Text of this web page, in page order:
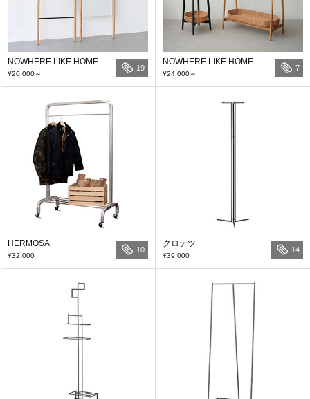
NOWHERE LIKE HOME
¥20,000～
19
NOWHERE LIKE HOME
¥24,000～
7
HERMOSA
¥32,000
10
クロテツ
¥39,000
14